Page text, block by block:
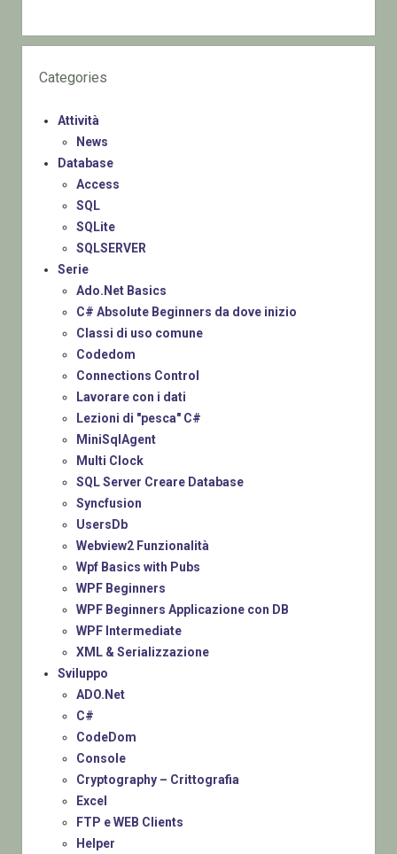
Categories
Attività
News
Database
Access
SQL
SQLite
SQLSERVER
Serie
Ado.Net Basics
C# Absolute Beginners da dove inizio
Classi di uso comune
Codedom
Connections Control
Lavorare con i dati
Lezioni di "pesca" C#
MiniSqlAgent
Multi Clock
SQL Server Creare Database
Syncfusion
UsersDb
Webview2 Funzionalità
Wpf Basics with Pubs
WPF Beginners
WPF Beginners Applicazione con DB
WPF Intermediate
XML & Serializzazione
Sviluppo
ADO.Net
C#
CodeDom
Console
Cryptography – Crittografia
Excel
FTP e WEB Clients
Helper